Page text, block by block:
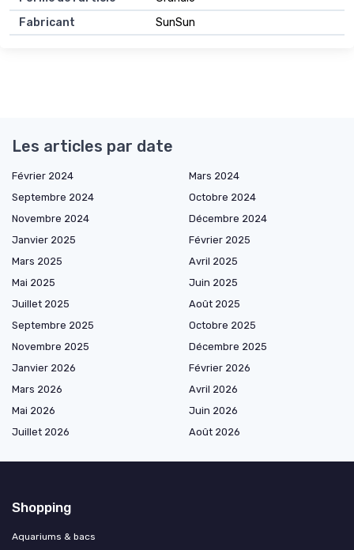
Fabricant
SunSun
Les articles par date
Février 2024
Mars 2024
Septembre 2024
Octobre 2024
Novembre 2024
Décembre 2024
Janvier 2025
Février 2025
Mars 2025
Avril 2025
Mai 2025
Juin 2025
Juillet 2025
Août 2025
Septembre 2025
Octobre 2025
Novembre 2025
Décembre 2025
Janvier 2026
Février 2026
Mars 2026
Avril 2026
Mai 2026
Juin 2026
Juillet 2026
Août 2026
Shopping
Aquariums & bacs